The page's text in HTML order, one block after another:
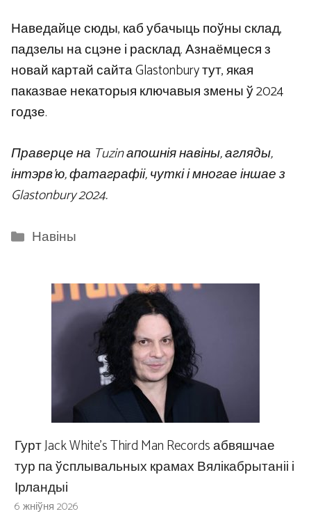
Наведайце сюды, каб убачыць поўны склад,
падзелы на сцэне і расклад. Азнаёмцеся з
новай картай сайта Glastonbury тут, якая
паказвае некаторыя ключавыя змены ў 2024
годзе.
Праверце на Tuzin апошнія навіны, агляды,
інтэрв’ю, фатаграфіі, чуткі і многае іншае з
Glastonbury 2024.
Categories
Навіны
Гурт Jack White’s Third Man Records абвяшчае
тур па ўсплывальных крамах Вялікабрытаніі і
Ірландыі
6 жніўня 2026